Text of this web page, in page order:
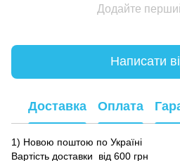
Додайте
Написати
Доставка Оплата
1) Новою поштою по Україні
Вартість доставки від 600 грн